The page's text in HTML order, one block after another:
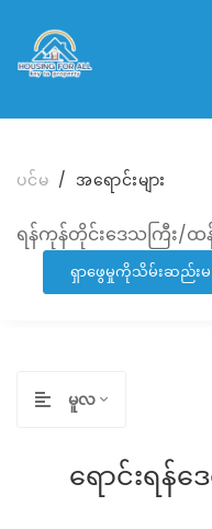
ပင်မ အရောင်းများ
ရန်ကုန်တိုင်းဒေသကြီး/ထ
ရှာဖွေမှုကိုသိမ်းဆည်း
မူလ
ရောင်းရန်ဒ